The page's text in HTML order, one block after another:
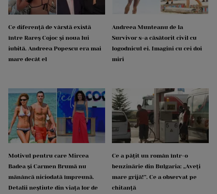
Ce diferență de vârstă există
între Rareș Cojoc și noua lui
iubită. Andreea Popescu era mai
mare decât el
Andreea Munteanu de la
Survivor s-a căsătorit civil cu
logodnicul ei. Imagini cu cei doi
miri
Motivul pentru care Mircea
Badea și Carmen Brumă nu
mănâncă niciodată împreună.
Detalii neștiute din viața lor de
Ce a pățit un român într-o
benzinărie din Bulgaria: „Aveți
mare grijă!”. Ce a observat pe
chitanță